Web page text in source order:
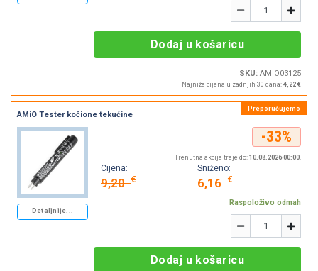
- +
Dodaj u košaricu
SKU: AMIO03125
Najniža cijena u zadnjih 30 dana: 4,22 €
Detaljnije...
AMiO Tester kočione tekućine
-33%
Trenutna akcija traje do: 10.08.2026 00:00.
Cijena:
9,20€
Sniženo:
6,16 €
Raspoloživo odmah
- +
Dodaj u košaricu